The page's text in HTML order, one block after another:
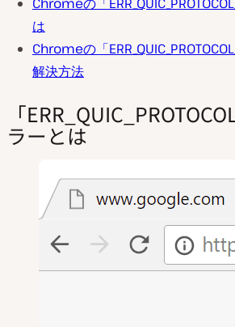
は
Chromeの「
解決方法
「
ラーとは